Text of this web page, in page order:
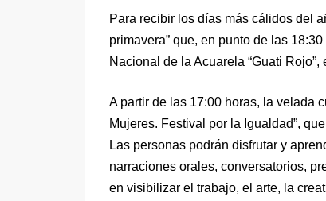
Para recibir los días más cálidos del
primavera” que, en punto de las
Nacional de la Acuarela “Guati
A partir de las 17:00 horas, la velada
Mujeres. Festival por la Igualdad”,
Las personas podrán disfrutar y
narraciones orales, conversatorios,
en visibilizar el trabajo, el arte, la